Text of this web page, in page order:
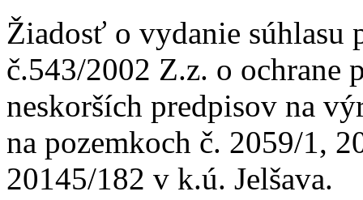
Žiadosť o vydanie súhlasu
č.543/2002 Z.z. o
neskorších predpisov na
na pozemkoch č. 2059/1,
20145/182 v k.ú. Jelšava.